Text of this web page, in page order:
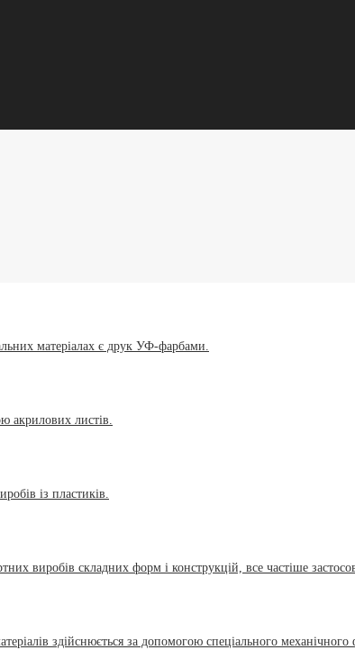
матеріалах є друк УФ-фарбами.
акрилових листів.
із пластиків.
виробів складних форм і конструкцій, все частіше
здійснюється за допомогою спеціального механічного